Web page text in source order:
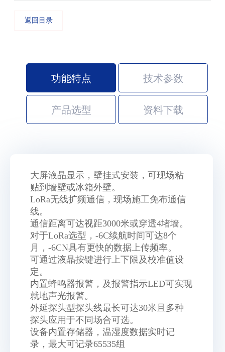
返回目录
功能特点 技术参数
产品选型 资料下载
大屏液晶显示，壁挂式安装，可现场粘
贴到墙壁或冰箱外壁。
LoRa无线扩频通信，现场施工免布通信
线。
通信距离可达视距3000米或穿透4堵墙。
对于LoRa选型，-6C续航时间可达8个
月，-6CN具有更快的数据上传频率。
可通过液晶按键进行上下限及校准值设
定。
内置蜂鸣器报警，及报警指示LED可实现
就地声光报警。
外延探头型探头线最长可达30米且多种
探头应用于不同场合可选。
设备内置存储器，温湿度数据实时记
录，最大可记录65535组